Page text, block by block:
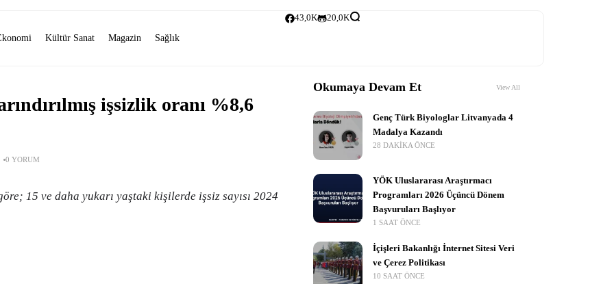
Kültür Sanat Magazin Sağlık
43,0K 20,0K
işsizlik oranı %8,6
0 YORUM
15 ve daha yukarı yaştaki kişilerde işsiz sayısı 2024
Okumaya Devam Et View All
Genç Türk Biyologlar Litvanyada 4
Madalya Kazandı
28 DAKIKA ÖNCE
YÖK Uluslararası Araştırmacı
Programları 2026 Üçüncü Dönem
Başvuruları Başlıyor
1 SAAT ÖNCE
İçişleri Bakanlığı İnternet Sitesi Veri
ve Çerez Politikası
10 SAAT ÖNCE